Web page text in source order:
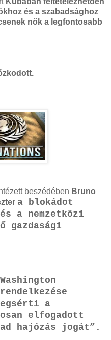
és a szabadsághoz
nők a legfontosabb
beszédében Bruno
a blokádot
a nemzetközi
gazdasági
a
elfogadott
hajózás jogát”.